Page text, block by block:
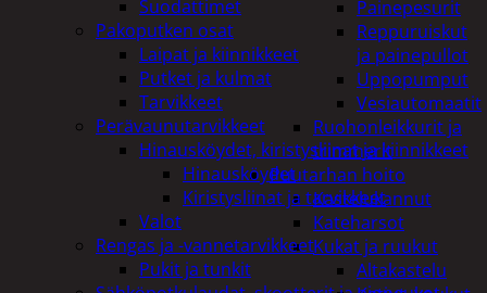
Painepesurit
Reppuruiskut
ja painepullot
Uppopumput
Vesiautomaatit
Ruohonleikkurit ja
trimmerit
Puutarhan hoito
Kastelukannut
Kateharsot
Kukat ja ruukut
Altakastelu
Suodattimet
Pakoputken osat
Laipat ja kiinnikkeet
Putket ja kulmat
Tarvikkeet
Perävaunutarvikkeet
Hinausköydet, kiristysliinat ja kiinnikkeet
Hinausköydet
Kiristysliinat ja tarvikkeet
Valot
Rengas ja -vannetarvikkeet
Pukit ja tunkit